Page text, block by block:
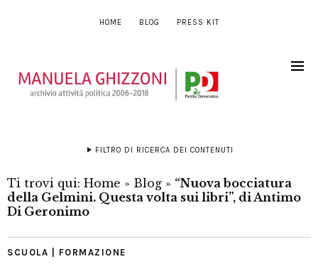
HOME BLOG PRESS KIT
FILTRO DI RICERCA DEI CONTENUTI
Ti trovi qui: Home » Blog » “Nuova bocciatura
della Gelmini. Questa volta sui libri”, di Antimo
Di Geronimo
SCUOLA | FORMAZIONE